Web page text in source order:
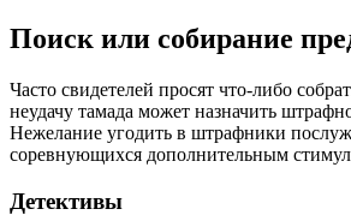
Поиск или собирание
Часто свидетелей просят что-либо
неудачу тамада может назначить
Нежелание угодить в штрафники
соревнующихся дополнительным
Детективы